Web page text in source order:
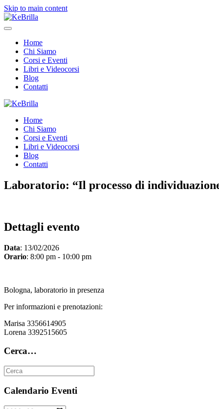
Skip to main content
Home
Chi Siamo
Corsi e Eventi
Libri e Videocorsi
Blog
Contatti
Home
Chi Siamo
Corsi e Eventi
Libri e Videocorsi
Blog
Contatti
Laboratorio: “Il processo di
Dettagli evento
Data: 13/02/2026
Orario: 8:00 pm - 10:00 pm
Bologna, laboratorio in presenza
Per informazioni e prenotazioni:
Marisa 3356614905
Lorena 3392515605
Cerca…
Calendario Eventi